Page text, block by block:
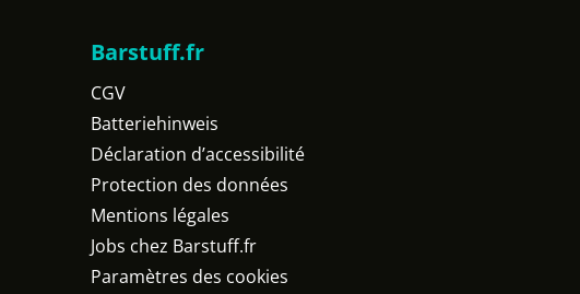
Barstuff.fr
CGV
Batteriehinweis
Déclaration d’accessibilité
Protection des données
Mentions légales
Jobs chez Barstuff.fr
Paramètres des cookies